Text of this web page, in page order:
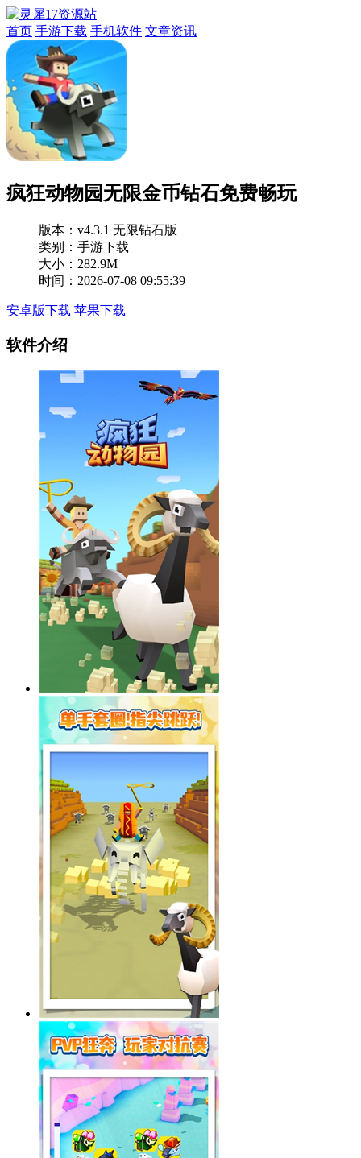
首页 手游下载 手机软件 文章资讯
疯狂动物园无限金币钻石免费畅玩
版本： v4.3.1 无限钻石版
类别：手游下载
大小：282.9M
时间：2026-07-08 09:55:39
安卓版下载 苹果下载
软件介绍